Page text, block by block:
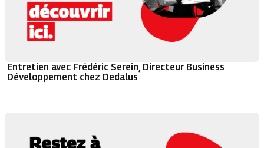
Entretien avec Frédéric Serein, Directeur Business
Développement chez Dedalus